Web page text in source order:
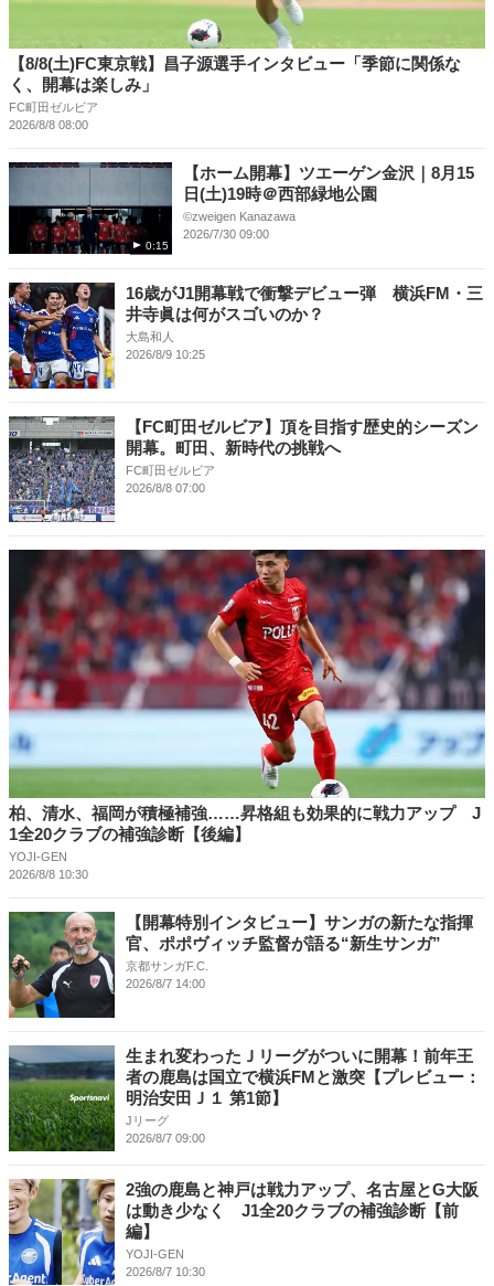
【8/8(土)FC東京戦】昌子源選手インタビュー「季節に関係な
く、開幕は楽しみ」
FC町田ゼルビア
2026/8/8 08:00
0:15
【ホーム開幕】ツエーゲン金沢｜8月15
日(土)19時＠西部緑地公園
©︎zweigen Kanazawa
2026/7/30 09:00
16歳がJ1開幕戦で衝撃デビュー弾 横浜FM・三
井寺眞は何がスゴいのか？
大島和人
2026/8/9 10:25
【FC町田ゼルビア】頂を目指す歴史的シーズン
開幕。町田、新時代の挑戦へ
FC町田ゼルビア
2026/8/8 07:00
柏、清水、福岡が積極補強……昇格組も効果的に戦力アップ J
1全20クラブの補強診断【後編】
YOJI-GEN
2026/8/8 10:30
【開幕特別インタビュー】サンガの新たな指揮
官、ポポヴィッチ監督が語る“新生サンガ”
京都サンガF.C.
2026/8/7 14:00
生まれ変わったＪリーグがついに開幕！前年王
者の鹿島は国立で横浜FMと激突【プレビュー：
明治安田Ｊ１ 第1節】
Jリーグ
2026/8/7 09:00
2強の鹿島と神戸は戦力アップ、名古屋とG大阪
は動き少なく J1全20クラブの補強診断【前
編】
YOJI-GEN
2026/8/7 10:30